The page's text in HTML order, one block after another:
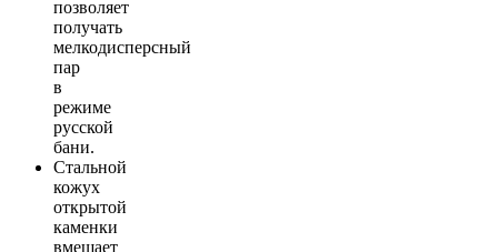
позволяет
получать
мелкодисперсный
пар
в
режиме
русской
бани.
Стальной
кожух
открытой
каменки
вмещает